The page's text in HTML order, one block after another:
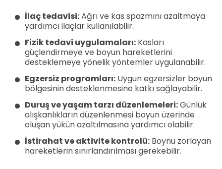
İlaç tedavisi:Ağrı ve kas spazmını azaltmaya
yardımcı ilaçlar kullanılabilir.
Fizik tedavi uygulamaları: Kasları
güçlendirmeye ve boyun hareketlerini
desteklemeye yönelik yöntemler uygulanabilir.
Egzersiz programları: Uygun egzersizler boyun
bölgesinin desteklenmesine katkı sağlayabilir.
Duruş ve yaşam tarzı düzenlemeleri:Günlük
alışkanlıkların düzenlenmesi boyun üzerinde
oluşan yükün azaltılmasına yardımcı olabilir.
İstirahat ve aktivite kontrolü: Boynu zorlayan
hareketlerin sınırlandırılması gerekebilir.